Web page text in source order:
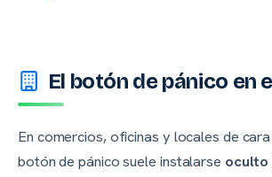
El botón de pánico en
En comercios, oficinas y locales de
botón de pánico suele instalarse oculto